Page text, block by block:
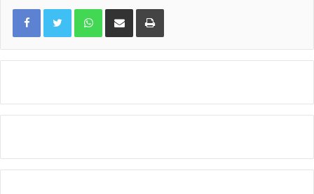
WhatsAppCompartir por correo electrónicoImprimir